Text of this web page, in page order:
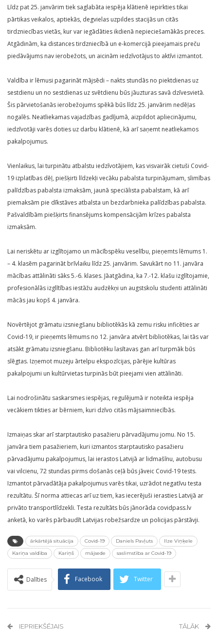
Līdz pat 25. janvārim tiek saglabāta iespēja klātienē iepirkties tikai
pārtikas veikalos, aptiekās, degvielas uzpildes stacijās un citās
tirdzniecības vietās, kur var iegādāties ikdienā nepieciešamākās preces.
Atgādinām, ka distances tirdzniecībā un e-komercijā pieejamais preču
piedāvājums nav ierobežots, un aicinām iedzīvotājus to aktīvi izmantot.
Valdība ir lēmusi pagarināt mājsēdi – nakts stundās no piektdienas uz
sestdienu un no sestdienas uz svētdienu būs jāuzturas savā dzīvesvietā.
Šis pārvietošanās ierobežojums spēkā būs līdz 25. janvārim nedēļas
nogalēs. Neatliekamas vajadzības gadījumā, aizpildot apliecinājumu,
iedzīvotāji varēs doties uz darbu klātienē, kā arī saņemt neatliekamos
pakalpojumus.
Vienlaikus, lai turpinātu atbalstu iedzīvotājiem, kas visvairāk cietuši Covid-
19 izplatības dēļ, piešķirti līdzekļi vecāku pabalsta turpinājumam, slimības
palīdzības pabalsta izmaksām, jaunā speciālista pabalstam, kā arī
piemaksām pie dīkstāves atbalsta un bezdarbnieka palīdzības pabalsta.
Pašvaldībām piešķirts finansējums kompensācijām krīzes pabalsta
izmaksām.
Lai neriskētu ar izglītojamo un mācībspēku veselību, pieņemts lēmums 1.
– 4. klasēm pagarināt brīvlaiku līdz 25. janvārim. Savukārt no 11. janvāra
mācības attālināti sāks 5.-6. klases. Jāatgādina, ka 7.-12. klašu izglītojamie,
profesionālās izglītības iestāžu audzēkņi un augstskolu studenti attālināti
mācās jau kopš 4. janvāra.
Novērtējot grāmatu izsniegšanu bibliotēkās kā zemu risku inficēties ar
Covid-19, ir pieņemts lēmums no 12. janvāra atvērt bibliotēkas, lai tās var
atsākt grāmatu izsniegšanu. Bibliotēku lasītavas gan arī turpmāk būs
slēgtas. Izņemot muzeju ārtelpu ekspozīcijas, pārējie kultūras
pakalpojumi un kultūrvietas turpinās būt pieejami vien attālināti.
Lai nodrošinātu saskarsmes iespējas, regulējumā ir noteikta iespēja
vecākiem tikties ar bērniem, kuri dzīvo citās mājsaimniecībās.
Izmaiņas skar arī starptautisko pasažieru pārvadājumu jomu. No 15.
janvāra tiem pasažieriem, kuri izmantos starptautisko pasažieru
pārvadājumu pakalpojumus, lai ierastos Latvijā ar lidmašīnu, autobusu
vai vilcienu, 72 stundas pirms došanās ceļā būs jāveic Covid-19 tests.
Izmantot pārvadātāja pakalpojumus varēs tikai, uzrādot negatīvu testa
rezultātu. Šī norma attiecas arī uz tiem, kas iecerējuši ierasties Latvijā ar
privāto transportlīdzekli. Testa rezultāts būs jānorāda covidpass.lv
anketā, ko varēs pārbaudīt Latvijas robežsardze un policijas pārstāvji.
ārkārtējā situācija Covid-19 Daniels Pavļuts
Ilze Viņķele
Kariņa valdība
Kariņš mājsede saslimstība ar Covid-19
Dalīties Facebook Twitter
IEPRIEKŠĒJAIS TĀLĀK